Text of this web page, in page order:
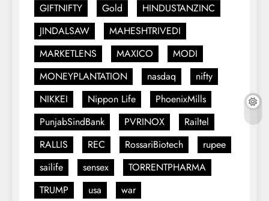
GIFTNIFTY
Gold
HINDUSTANZINC
JINDALSAW
MAHESHTRIVEDI
MARKETLENS
MAXICO
MODI
MONEYPLANTATION
nasdaq
nifty
NIKKEI
Nippon Life
PhoenixMills
PunjabSindBank
PVRINOX
Railtel
RALLIS
REC RossariBiotech
rupee
sailife
sensex
TORRENTPHARMA
TRUMP
usa war